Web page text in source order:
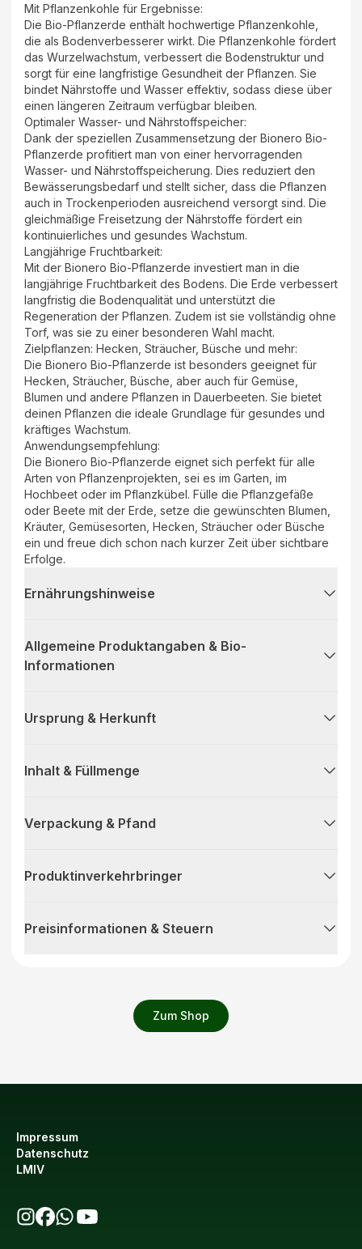
Zum Shop
Mit Pflanzenkohle für Ergebnisse:
Die Bio-Pflanzerde enthält hochwertige Pflanzenkohle,
die als Bodenverbesserer wirkt. Die Pflanzenkohle fördert
das Wurzelwachstum, verbessert die Bodenstruktur und
sorgt für eine langfristige Gesundheit der Pflanzen. Sie
bindet Nährstoffe und Wasser effektiv, sodass diese über
einen längeren Zeitraum verfügbar bleiben.
Optimaler Wasser- und Nährstoffspeicher:
Dank der speziellen Zusammensetzung der Bionero Bio-
Pflanzerde profitiert man von einer hervorragenden
Wasser- und Nährstoffspeicherung. Dies reduziert den
Bewässerungsbedarf und stellt sicher, dass die Pflanzen
auch in Trockenperioden ausreichend versorgt sind. Die
gleichmäßige Freisetzung der Nährstoffe fördert ein
kontinuierliches und gesundes Wachstum.
Langjährige Fruchtbarkeit:
Mit der Bionero Bio-Pflanzerde investiert man in die
langjährige Fruchtbarkeit des Bodens. Die Erde verbessert
langfristig die Bodenqualität und unterstützt die
Regeneration der Pflanzen. Zudem ist sie vollständig ohne
Torf, was sie zu einer besonderen Wahl macht.
Zielpflanzen: Hecken, Sträucher, Büsche und mehr:
Die Bionero Bio-Pflanzerde ist besonders geeignet für
Hecken, Sträucher, Büsche, aber auch für Gemüse,
Blumen und andere Pflanzen in Dauerbeeten. Sie bietet
deinen Pflanzen die ideale Grundlage für gesundes und
kräftiges Wachstum.
Anwendungsempfehlung:
Die Bionero Bio-Pflanzerde eignet sich perfekt für alle
Arten von Pflanzenprojekten, sei es im Garten, im
Hochbeet oder im Pflanzkübel. Fülle die Pflanzgefäße
oder Beete mit der Erde, setze die gewünschten Blumen,
Kräuter, Gemüsesorten, Hecken, Sträucher oder Büsche
ein und freue dich schon nach kurzer Zeit über sichtbare
Erfolge.
Ernährungshinweise
Allgemeine Produktangaben & Bio-
Informationen
Ursprung & Herkunft
Inhalt & Füllmenge
Verpackung & Pfand
Produktinverkehrbringer
Preisinformationen & Steuern
Impressum
Datenschutz
LMIV